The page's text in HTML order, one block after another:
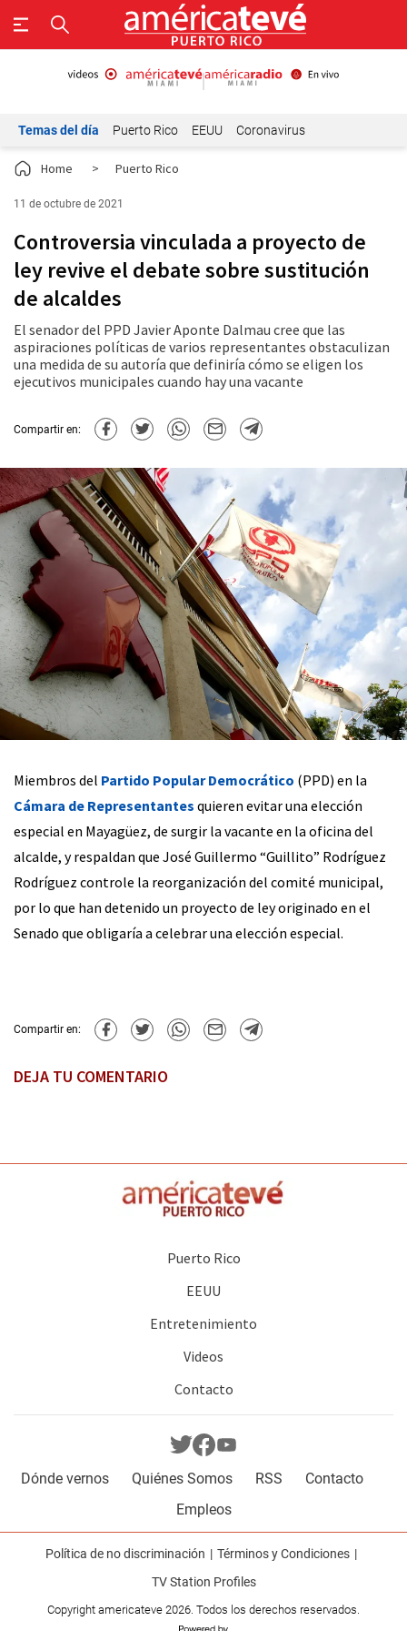
Temas del día Puerto Rico EEUU Coronavirus
Home > Puerto Rico
11 de octubre de 2021
Controversia vinculada a proyecto de
ley revive el debate sobre sustitución
de alcaldes
El senador del PPD Javier Aponte Dalmau cree que las
aspiraciones políticas de varios representantes obstaculizan
una medida de su autoría que definiría cómo se eligen los
ejecutivos municipales cuando hay una vacante
Compartir en:
Miembros del Partido Popular Democrático (PPD) en la
Cámara de Representantes quieren evitar una elección
especial en Mayagüez, de surgir la vacante en la oficina del
alcalde, y respaldan que José Guillermo “Guillito” Rodríguez
Rodríguez controle la reorganización del comité municipal,
por lo que han detenido un proyecto de ley originado en el
Senado que obligaría a celebrar una elección especial.
Compartir en:
DEJA TU COMENTARIO
Puerto Rico
EEUU
Entretenimiento
Videos
Contacto
Dónde vernos Quiénes Somos RSS
Contacto
Empleos
Política de no discriminación
Términos y Condiciones
TV Station Profiles
Copyright americateve 2026. Todos los derechos reservados.